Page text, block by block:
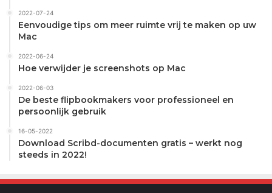
2022-07-24
Eenvoudige tips om meer ruimte vrij te maken op uw
Mac
2022-06-24
Hoe verwijder je screenshots op Mac
2022-06-03
De beste flipbookmakers voor professioneel en
persoonlijk gebruik
16-05-2022
Download Scribd-documenten gratis – werkt nog
steeds in 2022!